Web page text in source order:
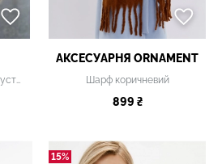
Дизайнерська шовкова хустка My Scarf "Чарівний сад" 90 на 90 см
АКСЕСУАРНЯ ОRNAMENT
Шарф коричневий
899 ₴
15%